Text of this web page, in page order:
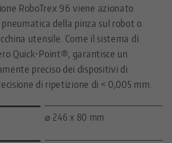
RoboTrex 96 viene azionato
della pinza sul robot o
utensile. Come il sistema di
Quick•Point®, garantisce un
preciso dei dispositivi di
di ripetizione di < 0,005 mm.
⌀ 246 x 80 mm